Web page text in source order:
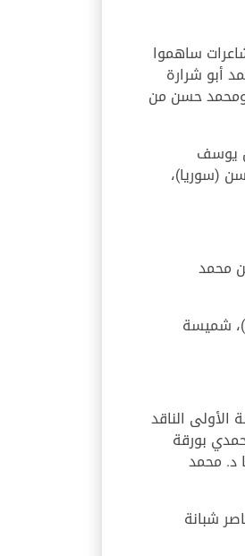
(حوليات القوافي)، لشعراء وشاعرات ساهموا
ومحمد أبو شرارة
ومحمد حسن من
هم: عبد اللطيف بن يوسف
(سوريا)،
محمد
شميسة
الناقد
بورقة
د. محمد
شبانة